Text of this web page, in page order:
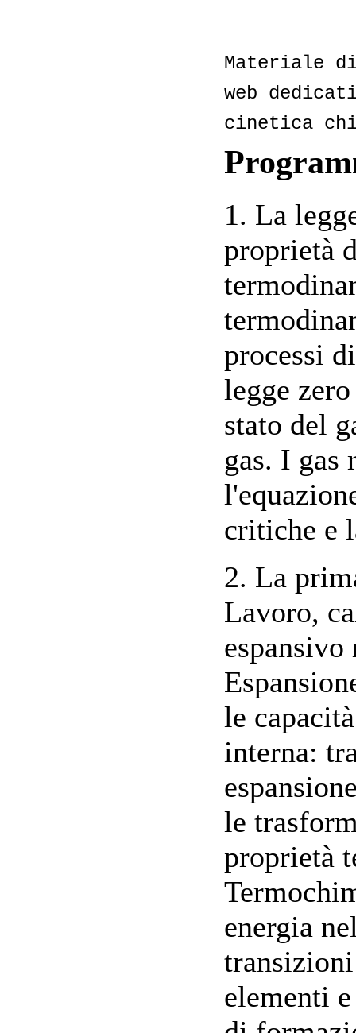
Materiale
web
cinetica
1. La
proprietà
processi
legge
stato del
gas. I gas
critiche e
2. La
Lavoro,
le
interna:
le
proprietà
energia
elementi